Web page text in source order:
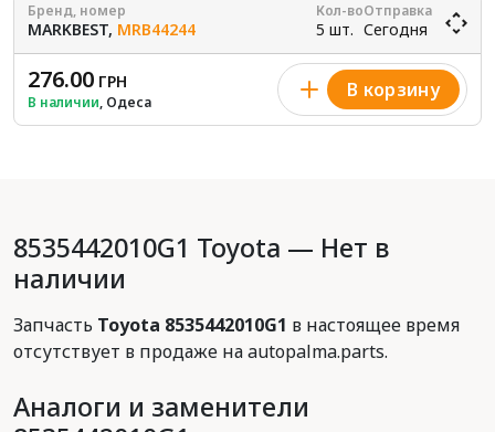
Бренд, номер
MARKBEST, MRB44244
Кол-во
5 шт.
Отправка
Сегодня
276.00 ГРН
В наличии, Одеса
В корзину
8535442010G1 Toyota — Нет в
наличии
Запчасть Toyota 8535442010G1 в настоящее время
отсутствует в продаже на autopalma.parts.
Аналоги и заменители